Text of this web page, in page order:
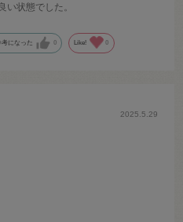
い状態でした。
考になった 0 Like! 0
2025.5.29